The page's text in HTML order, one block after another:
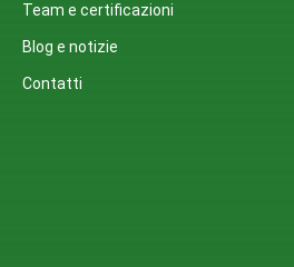
Team e certificazioni
Blog e notizie
Contatti